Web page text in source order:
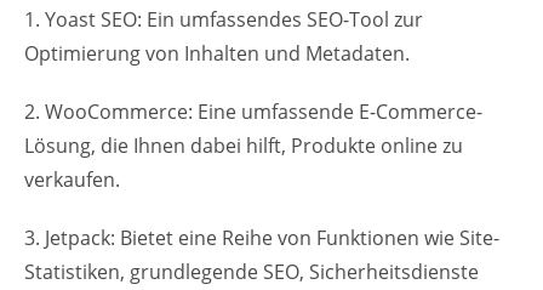
1. Yoast SEO: Ein umfassendes SEO-Tool zur
Optimierung von Inhalten und Metadaten.
2. WooCommerce: Eine umfassende E-Commerce-
Lösung, die Ihnen dabei hilft, Produkte online zu
verkaufen.
3. Jetpack: Bietet eine Reihe von Funktionen wie Site-
Statistiken, grundlegende SEO, Sicherheitsdienste